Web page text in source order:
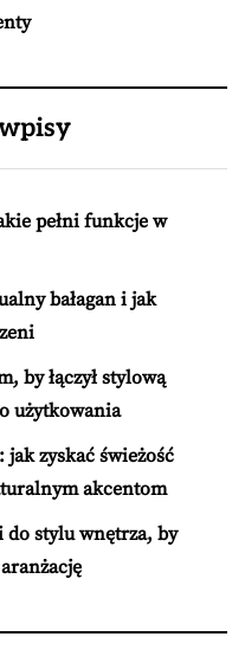
pełni funkcje w
bałagan i jak
by łączył stylową
użytkowania
zyskać świeżość
akcentom
do stylu wnętrza, by